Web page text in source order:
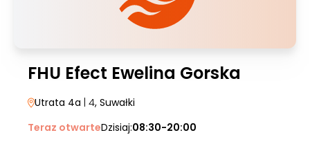
FHU Efect Ewelina Gorska
Utrata 4a | 4, Suwałki
Teraz otwarteDzisiaj:08:30-20:00